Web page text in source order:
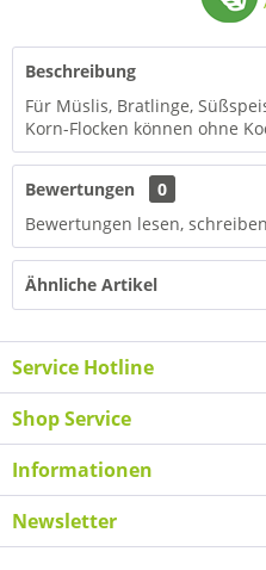
Beschreibung
Für Müslis, Bratlinge,
Korn-Flocken können ohne
Bewertungen
0
Bewertungen lesen,
Ähnliche Artikel
Service Hotline
Shop Service
Informationen
Newsletter